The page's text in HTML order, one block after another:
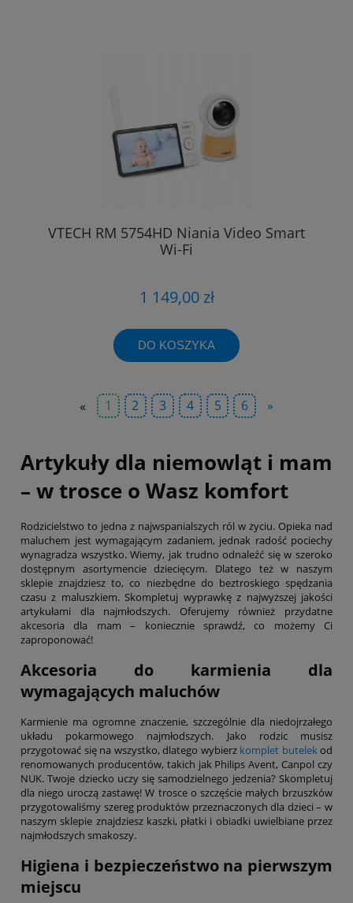
VTECH RM 5754HD Niania Video Smart
Wi-Fi
1 149,00 zł
DO KOSZYKA
« 1 2 3 4 5 6 »
Artykuły dla niemowląt i mam
– w trosce o Wasz komfort
Rodzicielstwo to jedna z najwspanialszych ról w życiu. Opieka nad
maluchem jest wymagającym zadaniem, jednak radość pociechy
wynagradza wszystko. Wiemy, jak trudno odnaleźć się w szeroko
dostępnym asortymencie dziecięcym. Dlatego też w naszym
sklepie znajdziesz to, co niezbędne do beztroskiego spędzania
czasu z maluszkiem. Skompletuj wyprawkę z najwyższej jakości
artykułami dla najmłodszych. Oferujemy również przydatne
akcesoria dla mam – koniecznie sprawdź, co możemy Ci
zaproponować!
Akcesoria do karmienia dla
wymagających maluchów
Karmienie ma ogromne znaczenie, szczególnie dla niedojrzałego
układu pokarmowego najmłodszych. Jako rodzic musisz
przygotować się na wszystko, dlatego wybierz komplet butelekod
renomowanych producentów, takich jak Philips Avent, Canpol czy
NUK. Twoje dziecko uczy się samodzielnego jedzenia? Skompletuj
dla niego uroczą zastawę! W trosce o szczęście małych brzuszków
przygotowaliśmy szereg produktów przeznaczonych dla dzieci – w
naszym sklepie znajdziesz kaszki, płatki i obiadki uwielbiane przez
najmłodszych smakoszy.
Higiena i bezpieczeństwo na pierwszym
miejscu